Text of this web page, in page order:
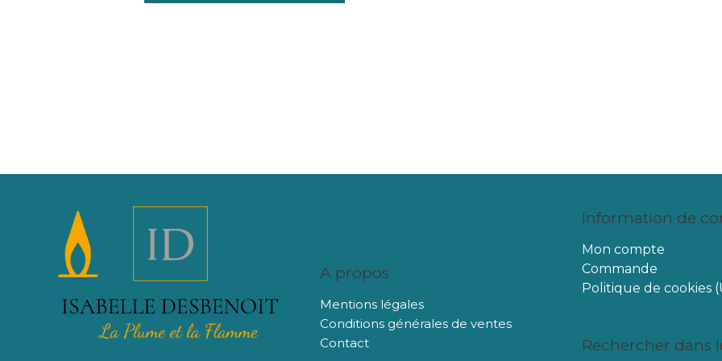
A propos
Mentions légales
Conditions générales de ventes
Contact
Information de
Mon compte
Commande
Politique de cookies
Rechercher dans